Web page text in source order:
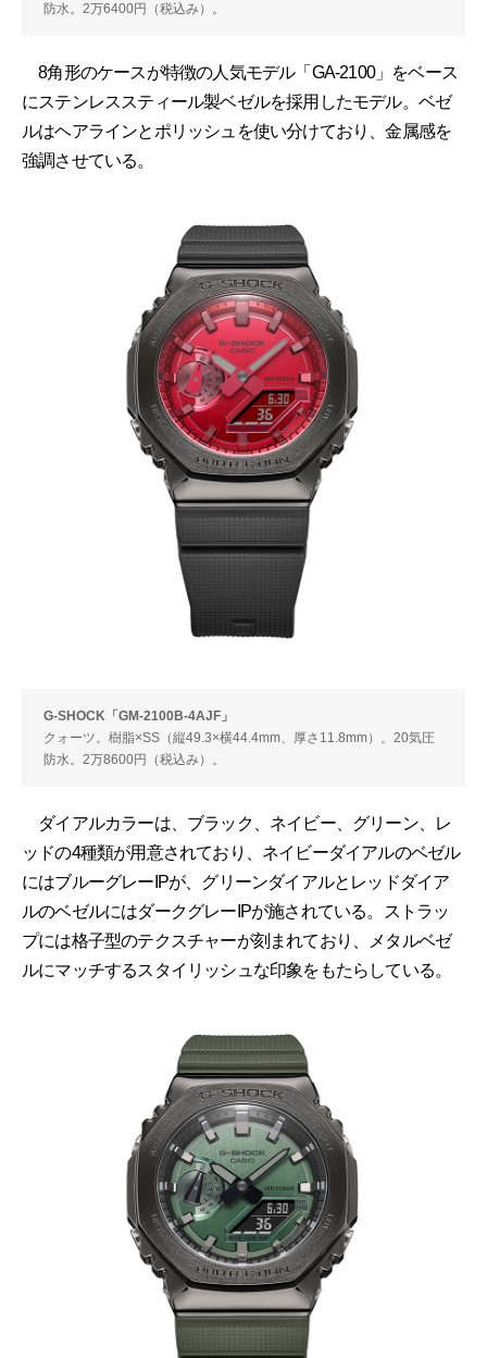
防水。2万6400円（税込み）。
8角形のケースが特徴の人気モデル「GA-2100」をベース
にステンレススティール製ベゼルを採用したモデル。ベゼ
ルはヘアラインとポリッシュを使い分けており、金属感を
強調させている。
G-SHOCK「GM-2100B-4AJF」
クォーツ。樹脂×SS（縦49.3×横44.4mm、厚さ11.8mm）。20気圧
防水。2万8600円（税込み）。
ダイアルカラーは、ブラック、ネイビー、グリーン、レ
ッドの4種類が用意されており、ネイビーダイアルのベゼル
にはブルーグレーIPが、グリーンダイアルとレッドダイア
ルのベゼルにはダークグレーIPが施されている。ストラッ
プには格子型のテクスチャーが刻まれており、メタルベゼ
ルにマッチするスタイリッシュな印象をもたらしている。